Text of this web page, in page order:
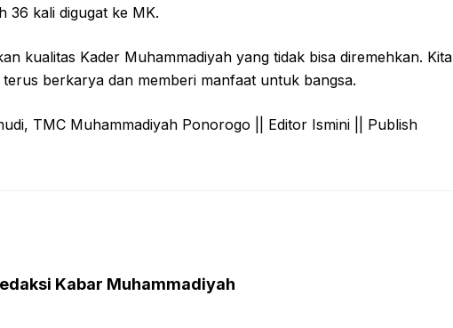
36 kali digugat ke MK.
kualitas Kader Muhammadiyah yang tidak bisa diremehkan. Kita
terus berkarya dan memberi manfaat untuk bangsa.
TMC Muhammadiyah Ponorogo || Editor Ismini || Publish
Kabar Muhammadiyah